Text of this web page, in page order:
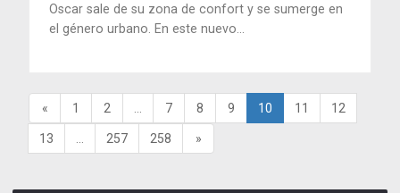
Oscar sale de su zona de confort y se sumerge en
el género urbano. En este nuevo...
« 1 2 7 8 9 10 11 12
13 257 258 »